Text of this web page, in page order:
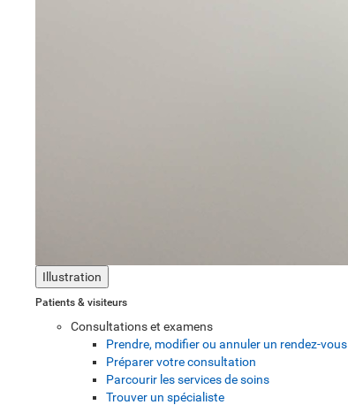
Illustration
Patients & visiteurs
Consultations et examens
Prendre, modifier ou annuler un rendez-vous
Préparer votre consultation
Parcourir les services de soins
Trouver un spécialiste